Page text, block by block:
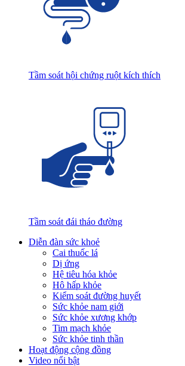
Tầm soát hội chứng ruột kích thích
Tầm soát đái tháo đường
Diễn đàn sức khoẻ
Cai thuốc lá
Dị ứng
Hệ tiêu hóa khỏe
Hô hấp khỏe
Kiểm soát đường huyết
Sức khỏe nam giới
Sức khỏe xương khớp
Tim mạch khỏe
Sức khỏe tinh thần
Hoạt động cộng đồng
Video nổi bật